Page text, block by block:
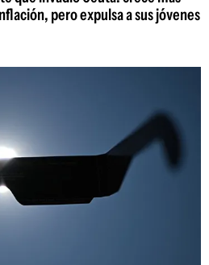
pero expulsa a sus jóvenes